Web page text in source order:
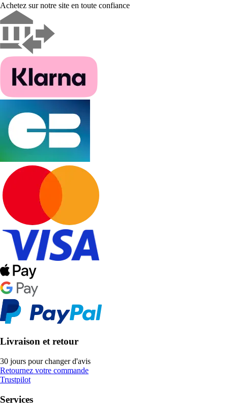
Achetez sur notre site en toute confiance
Livraison et retour
30 jours pour changer d'avis
Retournez votre commande
Trustpilot
Services